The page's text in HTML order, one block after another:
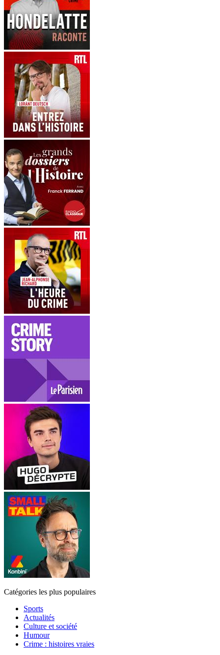
Catégories les plus populaires
Sports
Actualités
Culture et société
Humour
Crime : histoires vraies